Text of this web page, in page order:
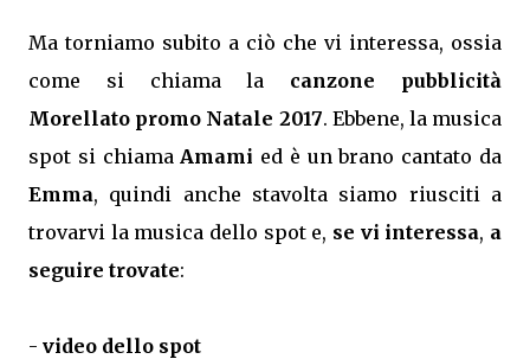
Ma torniamo subito a ciò che vi interessa, ossia
come si chiama la canzone pubblicità
Morellato promo Natale 2017. Ebbene, la musica
spot si chiama Amami ed è un brano cantato da
Emma, quindi anche stavolta siamo riusciti a
trovarvi la musica dello spot e, se vi interessa, a
seguire trovate:
- video dello spot